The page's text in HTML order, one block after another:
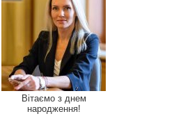
Вітаємо з днем
народження!